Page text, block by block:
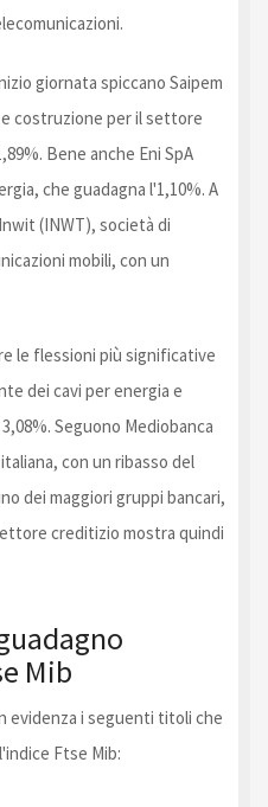
giornata spiccano Saipem
costruzione per il settore
Bene anche Eni SpA
che guadagna l'1,10%. A
(INWT), società di
mobili, con un
le flessioni più significative
dei cavi per energia e
Seguono Mediobanca
con un ribasso del
dei maggiori gruppi bancari,
creditizio mostra quindi
Mib
evidenza i seguenti titoli che
Ftse Mib: